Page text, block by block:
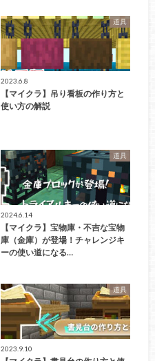
道具
2023.6.8
【マイクラ】吊り看板の作り方と
使い方の解説
道具
2024.6.14
【マイクラ】宝物庫・不吉な宝物
庫（金庫）が登場！チャレンジキ
ーの使い道になる…
道具
2023.9.10